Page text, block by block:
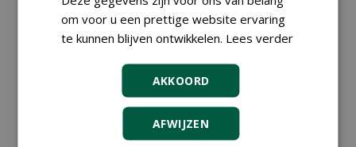
Proefveldmedewerker/
Chauffeur
zaden Nederland B.V.
06-08-2026, Ven-Zelderheide
Kasmedewerker (fulltime) bij
DSV zaden Nederland B.V.
06-08-2026, Ven-Zelderheide
om voor u een prettige website ervaring
te kunnen blijven ontwikkelen. Lees verder
AKKOORD
AFWIJZEN